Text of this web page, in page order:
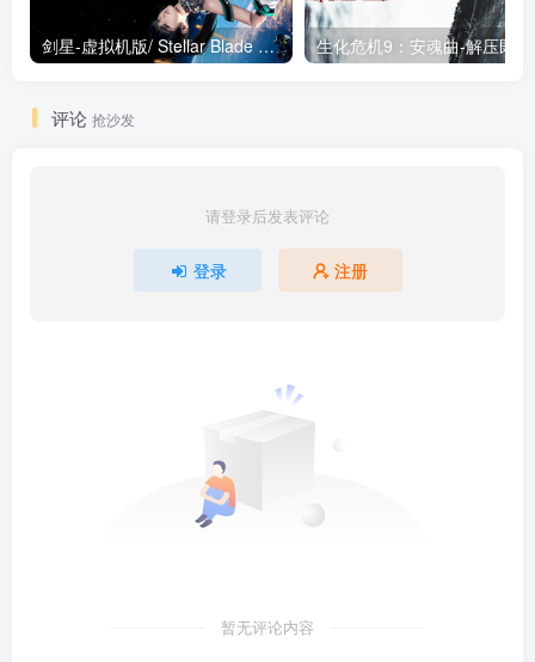
剑星-虚拟机版/ Stellar Blade v1.4.1|Build.19963153 终极版新补丁 送修改器 免安装中文版
评论 抢沙发
请登录后发表评论
登录 注册
暂无评论内容